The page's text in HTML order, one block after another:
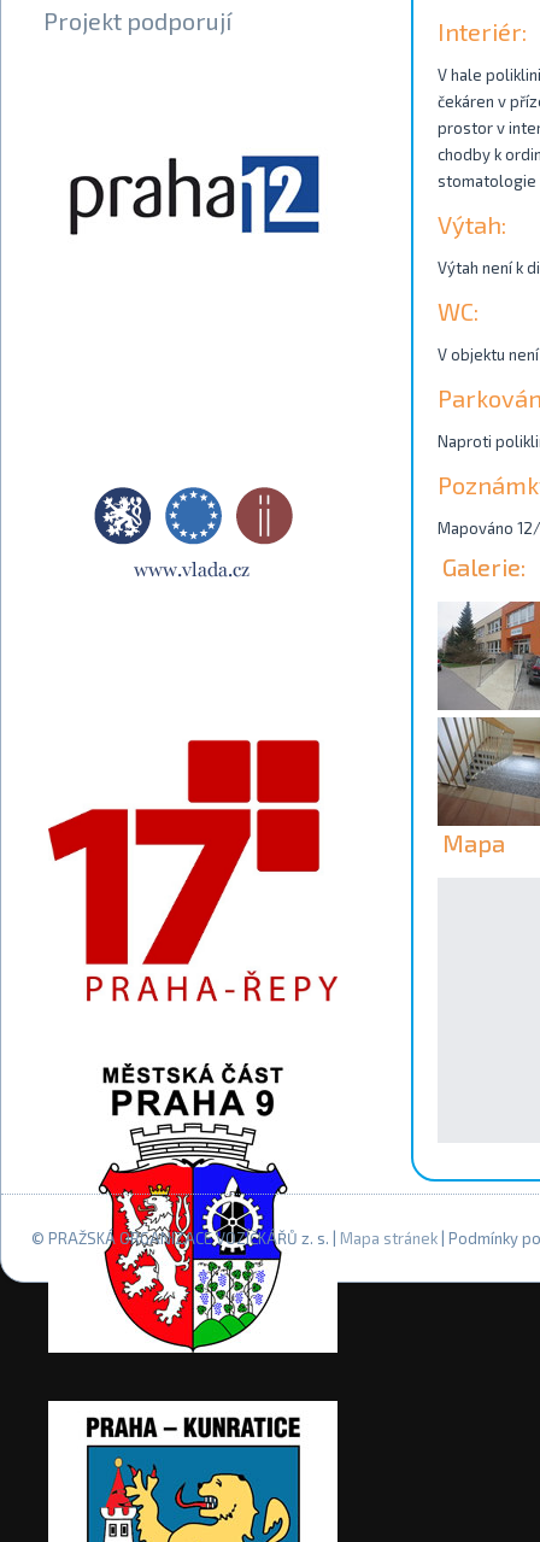
Projekt podporují Interiér:
V hale
čekáren v
prostor v
chodby k
stomatologie
Výtah:
Výtah není k
WC:
V objektu
Naproti
Mapováno
Galerie:
Mapa
© PRAŽSKÁ ORGANIZACE VOZÍČKÁŘŮ z. s. | Mapa stránek | Podmínky